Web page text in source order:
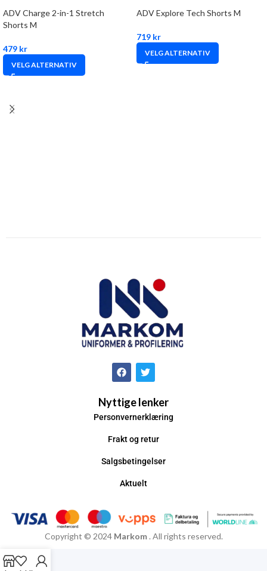
ADV Charge 2-in-1 Stretch
Shorts M
479 kr
VELG ALTERNATIV
ADV Explore Tech Shorts M
719 kr
VELG ALTERNATIV
Nyttige lenker
Personvernerklæring
Frakt og retur
Salgsbetingelser
Aktuelt
Copyright © 2024 Markom . All rights reserved.